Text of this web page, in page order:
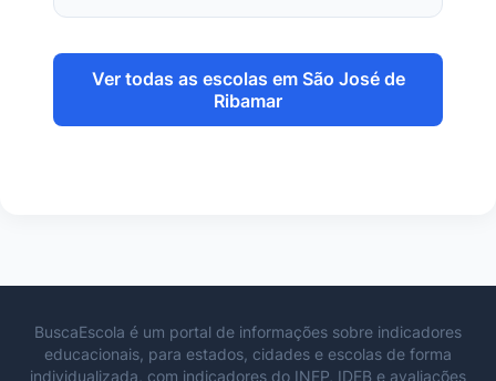
Ver todas as escolas em São José de
Ribamar
BuscaEscola é um portal de informações sobre indicadores
educacionais, para estados, cidades e escolas de forma
individualizada, com indicadores do INEP, IDEB e avaliações